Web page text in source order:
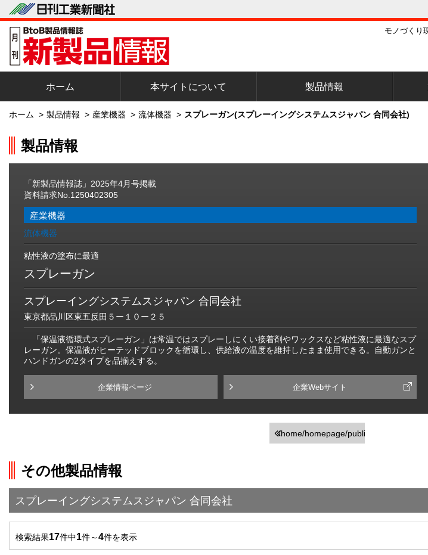
モノづくり
ホーム 本サイトについて 製品情報
ホーム > 製品情報 > 産業機器 > 流体機器 > スプレーガン(スプレーイングシステムスジャパン 合同会社)
製品情報
「新製品情報誌」2025年4月号掲載
資料請求No.1250402305
産業機器
流体機器
粘性液の塗布に最適
スプレーガン
スプレーイングシステムスジャパン 合同会社
東京都品川区東五反田５ー１０ー２５
「保温液循環式スプレーガン」は常温ではスプレーしにくい接着剤やワックスなど粘性液に最適なスプ
レーガン。保温液がヒーテッドブロックを循環し、供給液の温度を維持したまま使用できる。自動ガンと
ハンドガンの2タイプを品揃えする。
企業情報ページ 企業Webサイト
/home/homepage/public_html/usr/
その他製品情報
スプレーイングシステムスジャパン 合同会社
検索結果17件中1件～4件を表示